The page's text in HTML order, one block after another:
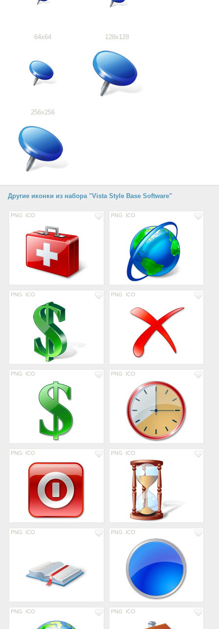
64x64 128x128
256x256
Другие иконки из набора "Vista Style Base Software"
PNG ICO PNG ICO
PNG ICO PNG ICO
PNG ICO PNG ICO
PNG ICO PNG ICO
PNG ICO PNG ICO
PNG ICO PNG ICO